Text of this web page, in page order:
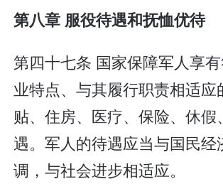
第八章 服役待遇和抚恤优待
第四十七条 国家保障军人享
业特点、与其履行职责相适应
贴、住房、医疗、保险、休假
遇。军人的待遇应当与国民经
调，与社会进步相适应。